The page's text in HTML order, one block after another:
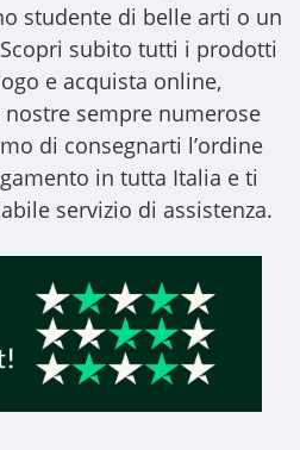
studente di belle arti o un
subito tutti i prodotti
e acquista online,
sempre numerose
di consegnarti l’ordine
in tutta Italia e ti
servizio di assistenza.